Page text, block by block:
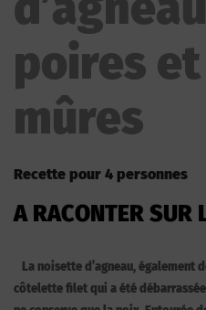
poires
mûres
Recette pour 4 personnes
A RACONTER SUR
La noisette d’agneau, également
côtelette filet qui a été